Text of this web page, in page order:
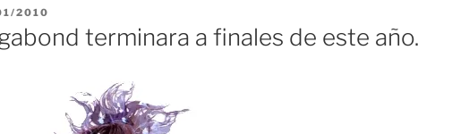
2010
terminara a finales de este año.